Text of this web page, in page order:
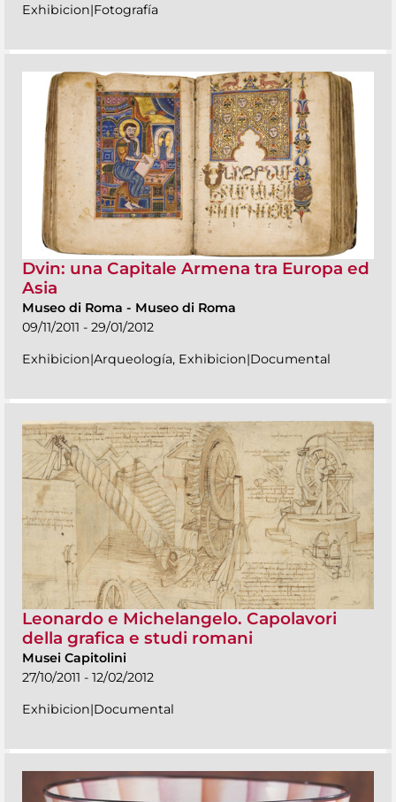
Exhibicion|Fotografía
Dvin: una Capitale Armena tra Europa ed
Asia
Museo di Roma - Museo di Roma
09/11/2011 - 29/01/2012
Exhibicion|Arqueología, Exhibicion|Documental
Leonardo e Michelangelo. Capolavori
della grafica e studi romani
Musei Capitolini
27/10/2011 - 12/02/2012
Exhibicion|Documental